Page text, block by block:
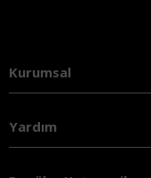
Kurumsal
Yardım